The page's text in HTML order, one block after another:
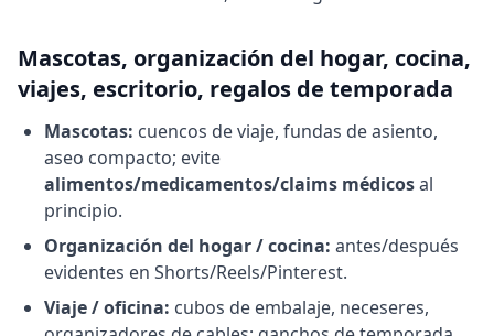
Mascotas, organización del hogar, cocina,
viajes, escritorio, regalos de temporada
Mascotas: cuencos de viaje, fundas de asiento,
aseo compacto; evite
alimentos/medicamentos/claims médicosal
principio.
Organización del hogar / cocina: antes/después
evidentes en Shorts/Reels/Pinterest.
Viaje / oficina: cubos de embalaje, neceseres,